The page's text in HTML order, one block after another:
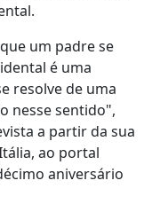
um padre se
é uma
resolve de uma
nesse sentido",
a partir da sua
ao portal
aniversário